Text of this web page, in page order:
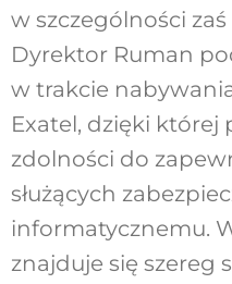
w szczególności
Dyrektor Ruman
w trakcie
Exatel, dzięki której
zdolności do
służących
informatycznemu.
znajduje się szereg